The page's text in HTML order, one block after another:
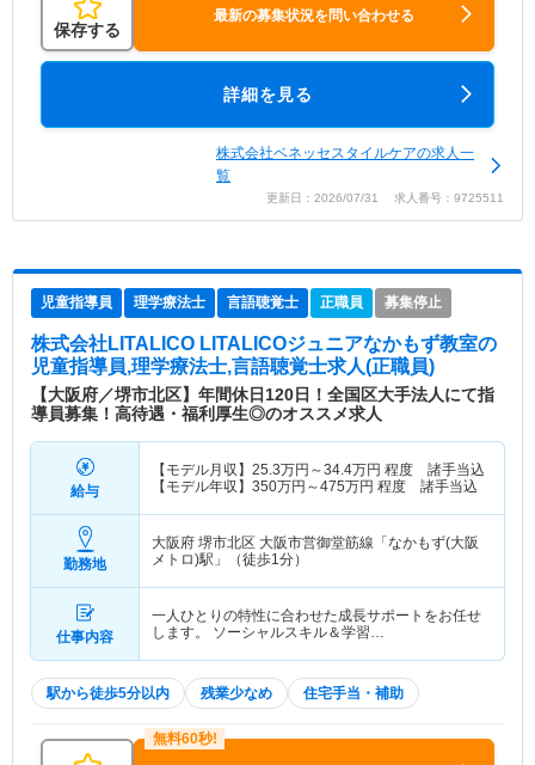
保存する
最新の募集状況を問い合わせる
詳細を見る
株式会社ベネッセスタイルケアの求人一
覧
更新日：2026/07/31 求人番号：9725511
児童指導員 理学療法士 言語聴覚士 正職員 募集停止
株式会社LITALICO LITALICOジュニアなかもず教室の
児童指導員,理学療法士,言語聴覚士求人(正職員)
【大阪府／堺市北区】年間休日120日！全国区大手法人にて指
導員募集！高待遇・福利厚生◎のオススメ求人
給与
【モデル月収】 25.3万円～34.4万円 程度 諸手当込
【モデル年収】 350万円～475万円 程度 諸手当込
勤務地
大阪府 堺市北区 大阪市営御堂筋線「なかもず(大阪
メトロ)駅」（徒歩1分）
仕事内容
一人ひとりの特性に合わせた成長サポートをお任せ
します。 ソーシャルスキル＆学習…
駅から徒歩5分以内 残業少なめ 住宅手当・補助